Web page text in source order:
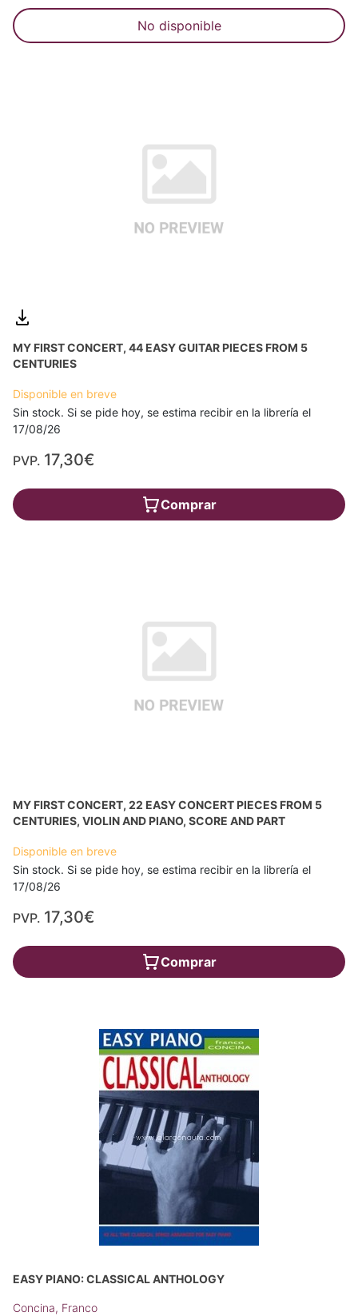
No disponible
MY FIRST CONCERT, 44 EASY GUITAR PIECES FROM 5
CENTURIES
Disponible en breve
Sin stock. Si se pide hoy, se estima recibir en la librería el
17/08/26
PVP. 17,30€
Comprar
MY FIRST CONCERT, 22 EASY CONCERT PIECES FROM 5
CENTURIES, VIOLIN AND PIANO, SCORE AND PART
Disponible en breve
Sin stock. Si se pide hoy, se estima recibir en la librería el
17/08/26
PVP. 17,30€
Comprar
EASY PIANO: CLASSICAL ANTHOLOGY
Concina, Franco